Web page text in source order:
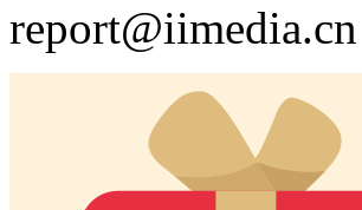
report@iimedia.cn